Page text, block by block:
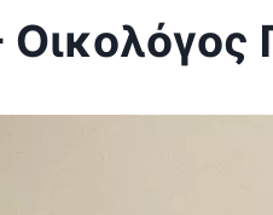
Οικολόγος